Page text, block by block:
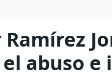
Ramírez
abuso